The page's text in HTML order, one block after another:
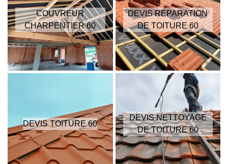
COUVREUR
CHARPENTIER 60
DEVIS RÉPARATION
DE TOITURE 60
DEVIS TOITURE 60
DEVIS NETTOYAGE
DE TOITURE 60